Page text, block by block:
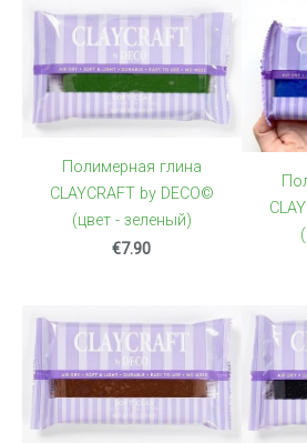
Полимерная глина
CLAYCRAFT by DECO©
(цвет - зеленый)
€7.90